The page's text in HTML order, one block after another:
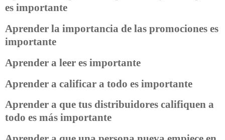
es importante
Aprender la importancia de las promociones es
importante
Aprender a leer es importante
Aprender a calificar a todo es importante
Aprender a que tus distribuidores califiquen a
todo es más importante